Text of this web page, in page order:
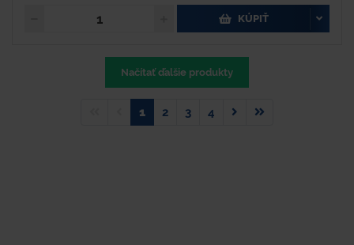
KÚPIŤ
Načítať ďalšie produkty
1 2 3 4